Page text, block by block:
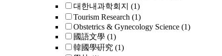
대한내과학회지 (1)
Tourism Research (1)
Obstetrics & Gynecology Science (1)
國語文學 (1)
韓國學硏究 (1)